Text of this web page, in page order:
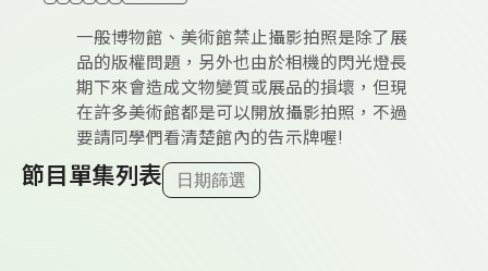
一般博物館、美術館禁止攝影拍照是除了展
品的版權問題，另外也由於相機的閃光燈長
期下來會造成文物變質或展品的損壞，但現
在許多美術館都是可以開放攝影拍照，不過
要請同學們看清楚館內的告示牌喔!
節目單集列表 日期篩選